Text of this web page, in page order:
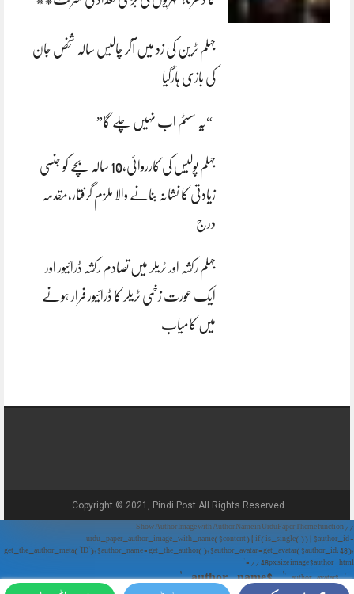
جہلم ٹرین کی زد میں آکر چالیس سالہ شخص جان
کی بازی ہارگیا
“یہ سسٹم اب نہیں چلے گا”
جہلم پولیس کی کارروائی،10 سالہ بچے کو جنسی
زیادتی کا نشانہ بنانے والا ملزم گرفتار،مقدمہ
درج
جہلم رکشہ اور ٹریلر میں تصادم رکشہ ڈرائیور اور
ایک عورت زخمی ٹریلر کا ڈرائیور فرار ہونے
میں کامیاب
Copyright © 2021, Pindi Post All Rights Reserved.
// Show Author Image with Author Name in UrduPaper Theme function
urdu_paper_author_image_with_name($content) { if (is_single()) { $author_id =
get_the_author_meta('ID'); $author_name = get_the_author(); $author_avatar = get_avatar($author_id, 48);
// 48px size image $author_html = '
' . $author_avatar . '
' . $author_name . '